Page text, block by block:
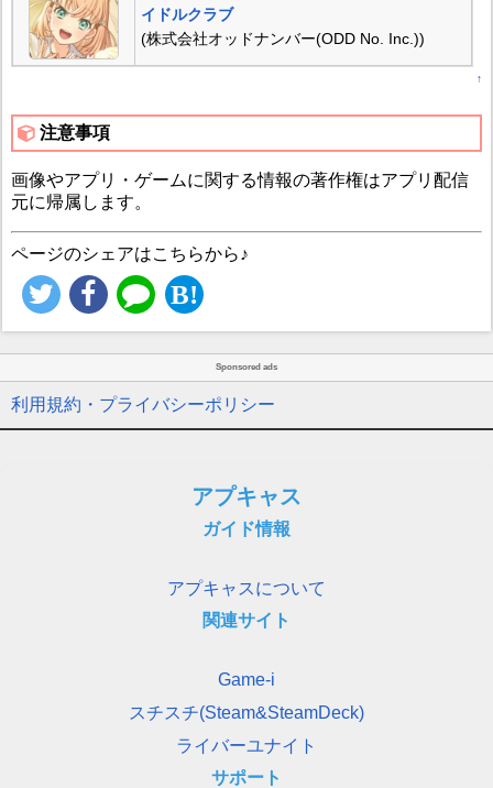
イドルクラブ
(株式会社オッドナンバー(ODD No. Inc.))
↑
注意事項
画像やアプリ・ゲームに関する情報の著作権はアプリ配信
元に帰属します。
ページのシェアはこちらから♪
Sponsored ads
利用規約・プライバシーポリシー
アプキャス
ガイド情報
アプキャスについて
関連サイト
Game-i
スチスチ(Steam&SteamDeck)
ライバーユナイト
サポート